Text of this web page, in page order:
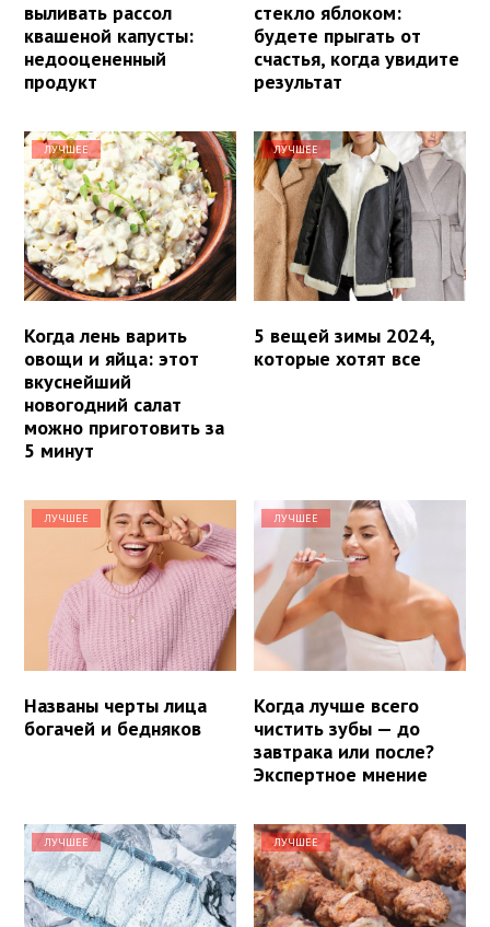
выливать рассол
квашеной капусты:
недооцененный
продукт
стекло яблоком:
будете прыгать от
счастья, когда увидите
результат
ЛУЧШЕЕ
Когда лень варить
овощи и яйца: этот
вкуснейший
новогодний салат
можно приготовить за
5 минут
ЛУЧШЕЕ
5 вещей зимы 2024,
которые хотят все
ЛУЧШЕЕ
Названы черты лица
богачей и бедняков
ЛУЧШЕЕ
Когда лучше всего
чистить зубы — до
завтрака или после?
Экспертное мнение
ЛУЧШЕЕ ЛУЧШЕЕ